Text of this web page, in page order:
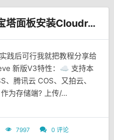
个人网盘搭建教程，宝塔面板安装Cloudreve – 支持本机、从机、七牛、阿里云 OSS、腾讯云 COS、又拍云、OneDrive
践后可行我就把教程分享给
新版V3特性：☁️ 支持本
腾讯云 COS、又拍云、
为存储端? 上传/...
7997
0 评论